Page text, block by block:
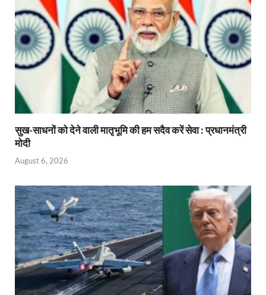
सुख-साधनों को देने वाली मातृभूमि की हम सदैव करें सेवा : प्रधानमंत्री
मोदी
August 6, 2026